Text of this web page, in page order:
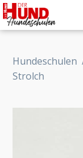
Hundeschulen
Strolch